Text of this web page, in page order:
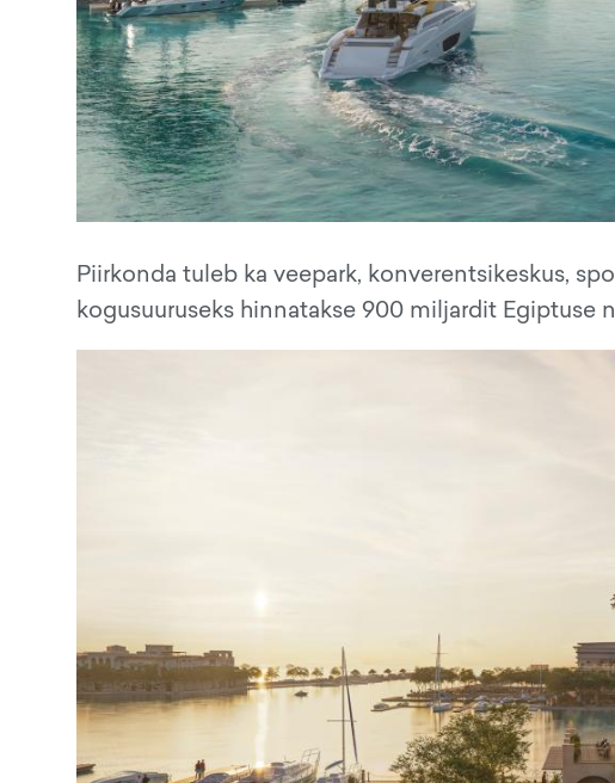
Piirkonda tuleb ka veepark, konverentsikeskus,
kogusuuruseks hinnatakse 900 miljardit Egiptuse